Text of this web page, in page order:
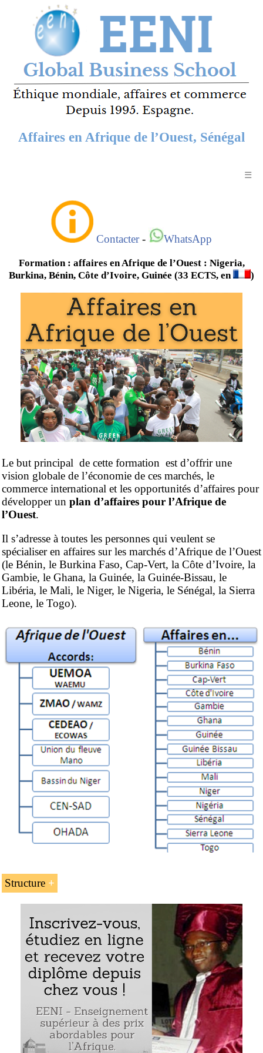
Affaires en Afrique de l’Ouest, Sénégal
☰
Contacter- WhatsApp
Formation : affaires en Afrique de l’Ouest : Nigeria,
Burkina, Bénin, Côte d’Ivoire, Guinée (33 ECTS, en
)
Le but principal de cette formation est d’offrir une
vision globale de l’économie de ces marchés, le
commerce international et les opportunités d’affaires pour
développer un plan d’affaires pour l’Afrique de
l’Ouest.
Il s’adresse à toutes les personnes qui veulent se
spécialiser en affaires sur les marchés d’Afrique de l’Ouest
(le Bénin, le Burkina Faso, Cap-Vert, la Côte d’Ivoire, la
Gambie, le Ghana, la Guinée, la Guinée-Bissau, le
Libéria, le Mali, le Niger, le Nigeria, le Sénégal, la Sierra
Leone, le Togo).
Structure
La structure de la formation en « Commerce international
et affaires en Afrique de l’Ouest » proposé par l’EENI
Global Business School :
L’espace économique d’Afrique de l’Ouest
L’intégration économique en Afrique de l’Ouest
Faire des affaires dans les pays en Afrique de
l’Ouest
Les femmes et les hommes d’affaires nigérians